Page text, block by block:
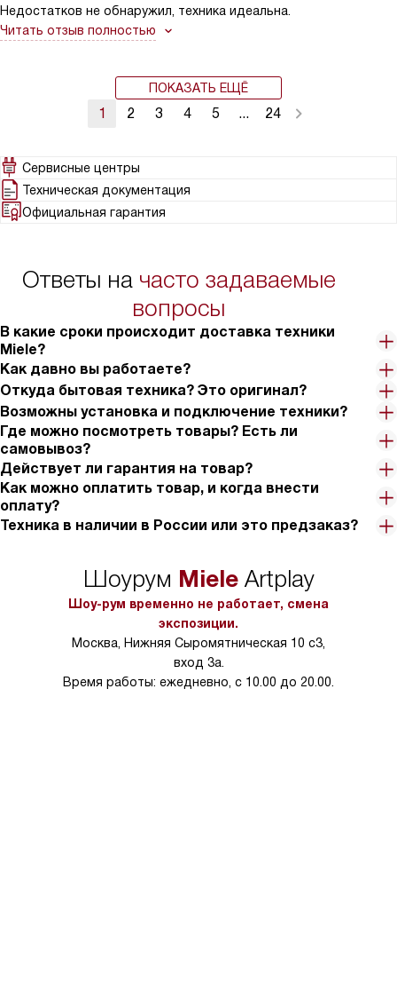
Недостатков не обнаружил, техника идеальна.
Читать отзыв полностью
ПОКАЗАТЬ ЕЩЁ
1 2 3 4 5 ... 24
Сервисные центры
Техническая документация
Официальная гарантия
Ответы на часто задаваемые
вопросы
В какие сроки происходит доставка техники
Miele?
Как давно вы работаете?
Откуда бытовая техника? Это оригинал?
Возможны установка и подключение техники?
Где можно посмотреть товары? Есть ли
самовывоз?
Действует ли гарантия на товар?
Как можно оплатить товар, и когда внести
оплату?
Техника в наличии в России или это предзаказ?
Шоурум MieleArtplay
Шоу-рум временно не работает, смена
экспозиции.
Москва, Нижняя Сыромятническая 10 с3,
вход 3а.
Время работы: ежедневно, с 10.00 до 20.00.